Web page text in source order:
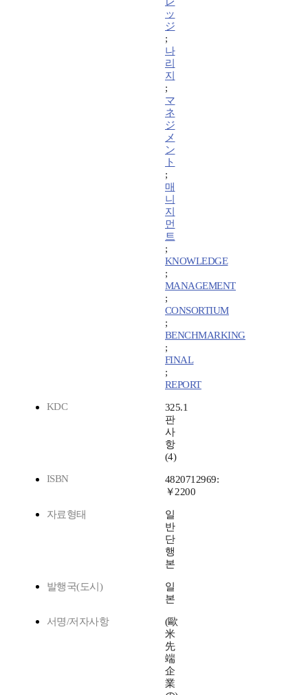
ッ
ジ
;
나
리
지
;
マ
ネ
ジ
メ
ン
ト
;
매
니
지
먼
트
;
KNOWLEDGE
;
MANAGEMENT
;
CONSORTIUM
;
BENCHMARKING
;
FINAL
;
REPORT
KDC
325.1
판
사
항
(4)
ISBN
4820712969:
￥2200
자료형태
일
반
단
행
본
발행국(도시)
일
본
서명/저자사항
(歐
米
先
端
企
業